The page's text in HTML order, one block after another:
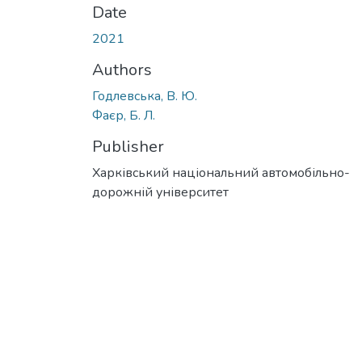
Date
2021
Authors
Годлевська, В. Ю.
Фаєр, Б. Л.
Publisher
Харківський національний автомобільно-
дорожній університет